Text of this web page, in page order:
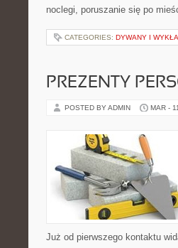
noclegi, poruszanie się po
CATEGORIES: DYWANY I
PREZENTY
POSTED BY ADMIN MAR -
Już od pierwszego kontaktu